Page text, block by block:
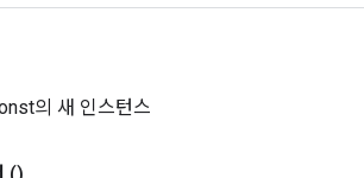
의 새 인스턴스